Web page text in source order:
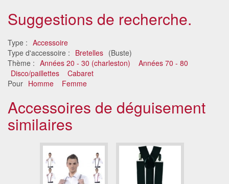
Suggestions de recherche.
Type : Accessoire
Type d'accessoire : Bretelles (Buste)
Thème : Années 20 - 30 (charleston)
Années 70 - 80
Disco/paillettes
Cabaret
Pour Homme Femme
Accessoires de déguisement
similaires